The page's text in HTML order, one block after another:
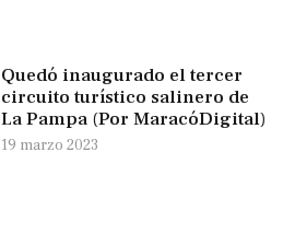
Quedó inaugurado el tercer
circuito turístico salinero de
La Pampa (Por MaracóDigital)
19 marzo 2023